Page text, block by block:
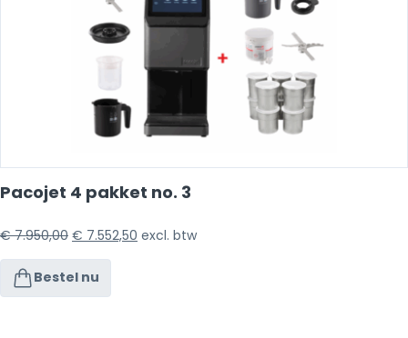
Pacojet 4 pakket no. 3
€7.950,00 € 7.552,50 excl. btw
Bestel nu